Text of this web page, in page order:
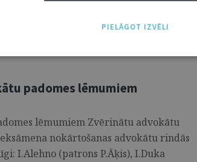
ar nāvi — Vladislavs Ļebeds. Ar
padomes lēmumiem
lēmumiem Zvērinātu advokātu
nokārtošanas advokātu rindās
I.Alehno (patrons P.Āķis), I.Duka
PIELĀGOT IZVĒLI